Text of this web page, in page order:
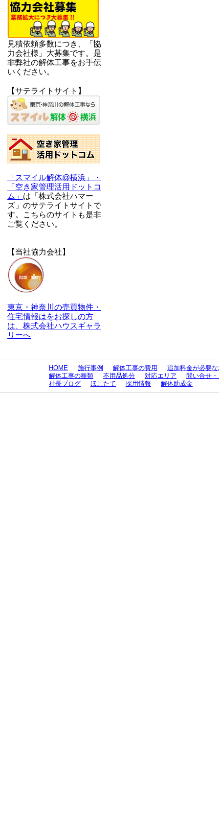
見積依頼多数につき、「協
力会社様」大募集です。是
非弊社の解体工事をお手伝
いください。
【サテライトサイト】
「スマイル解体@横浜」・
「空き家管理活用ドットコ
ム」 は「株式会社ハマー
ズ」のサテライトサイトで
す。こちらのサイトも是非
ご覧ください。
【当社協力会社】
東京・神奈川の売買物件・
住宅情報はをお探しの方
は、株式会社ハウスギャラ
リーへ
HOME 施行事例 解体工事の費用
追加料金が必要
解体工事の種類
不用品処分 対応エリア
問い合せ
社長ブログ
ほこたて 採用情報 解体助成金